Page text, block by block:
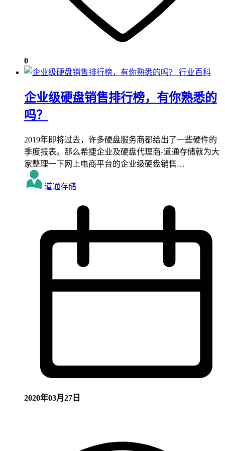
0
行业百科
企业级硬盘销售排行榜，有你熟悉的
吗？
2019年即将过去，许多硬盘服务商都给出了一些硬件的
季度报表。那么希捷企业及硬盘代理商-道通存储就为大
家整理一下网上电商平台的企业级硬盘销售…
道通存储
2020年03月27日